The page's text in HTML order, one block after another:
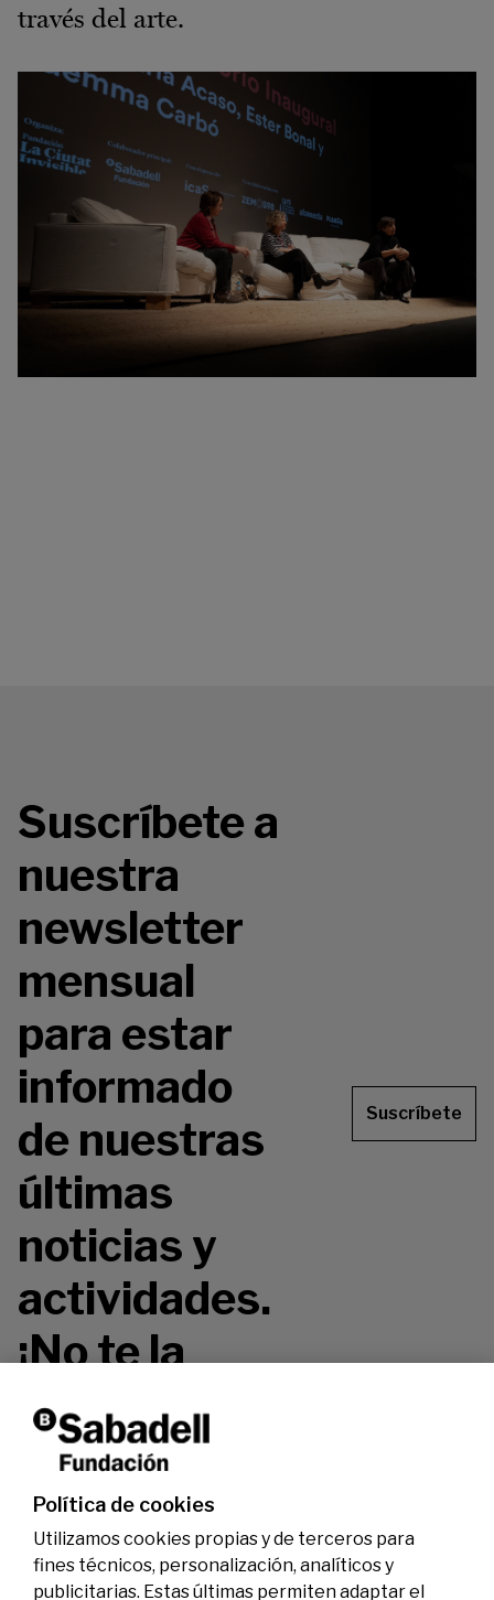
través del arte.
Suscríbete a
nuestra
newsletter
mensual
para estar
informado
de nuestras
últimas
noticias y
actividades.
¡No te la
pierdas!
Suscríbete
Política de cookies
Utilizamos cookies propias y de terceros para
fines técnicos, personalización, analíticos y
publicitarias. Estas últimas permiten adaptar el